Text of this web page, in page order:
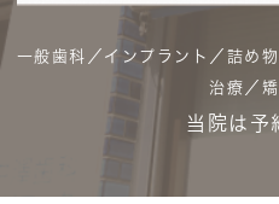
一般歯科／インプラント／詰め
治療／
当院は予